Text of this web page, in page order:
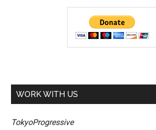
WORK WITH US
TokyoProgressive